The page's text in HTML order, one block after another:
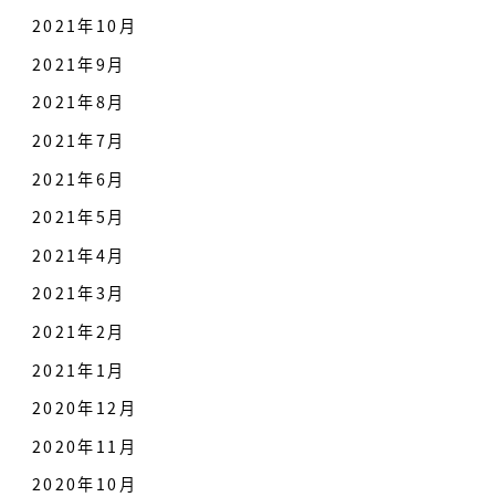
2021年10月
2021年9月
2021年8月
2021年7月
2021年6月
2021年5月
2021年4月
2021年3月
2021年2月
2021年1月
2020年12月
2020年11月
2020年10月